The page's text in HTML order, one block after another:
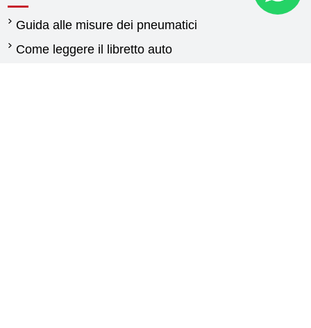
Guida alle misure dei pneumatici
Come leggere il libretto auto